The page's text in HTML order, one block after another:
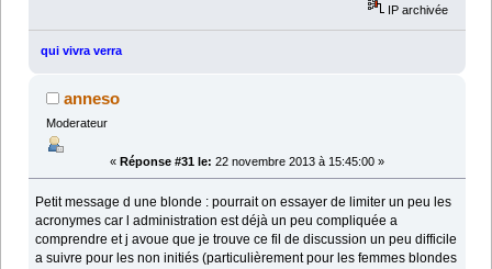
IP archivée
qui vivra verra
anneso
Moderateur
« Réponse #31 le: 22 novembre 2013 à 15:45:00 »
Petit message d une blonde : pourrait on essayer de limiter un peu les
acronymes car l administration est déjà un peu compliquée a
comprendre et j avoue que je trouve ce fil de discussion un peu difficile
a suivre pour les non initiés (particulièrement pour les femmes blondes